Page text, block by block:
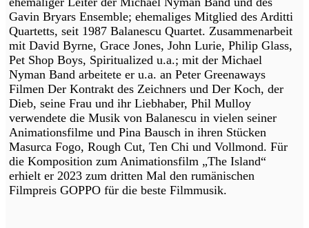
Gavin Bryars Ensemble; ehemaliges Mitglied des Arditti
Quartetts, seit 1987 Balanescu Quartet. Zusammenarbeit
mit David Byrne, Grace Jones, John Lurie, Philip Glass,
Pet Shop Boys, Spiritualized u.a.; mit der Michael
Nyman Band arbeitete er u.a. an Peter Greenaways
Filmen Der Kontrakt des Zeichners und Der Koch, der
Dieb, seine Frau und ihr Liebhaber, Phil Mulloy
verwendete die Musik von Balanescu in vielen seiner
Animationsfilme und Pina Bausch in ihren Stücken
Masurca Fogo, Rough Cut, Ten Chi und Vollmond. Für
die Komposition zum Animationsfilm „The Island“
erhielt er 2023 zum dritten Mal den rumänischen
Filmpreis GOPPO für die beste Filmmusik.